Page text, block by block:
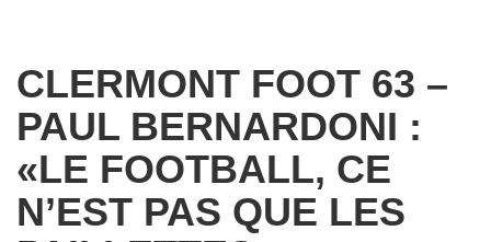
CLERMONT FOOT 63 –
PAUL BERNARDONI :
«LE FOOTBALL, CE
N’EST PAS QUE LES